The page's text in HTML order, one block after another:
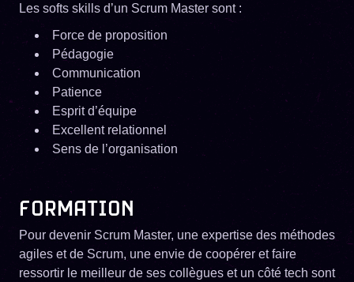
Les softs skills d’un Scrum Master sont :
Force de proposition
Pédagogie
Communication
Patience
Esprit d’équipe
Excellent relationnel
Sens de l’organisation
FORMATION
Pour devenir Scrum Master, une expertise des méthodes
agiles et de Scrum, une envie de coopérer et faire
ressortir le meilleur de ses collègues et un côté tech sont